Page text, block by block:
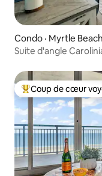
Condo · Myrtle Beach
Suite d'angle
Coup de cœur
Coup de cœur